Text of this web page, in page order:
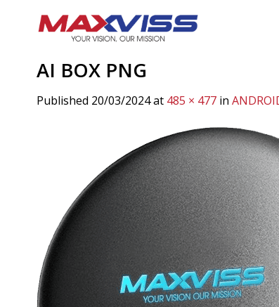
AI BOX PNG
Published 20/03/2024at 485 × 477 in